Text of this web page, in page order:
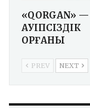
«QORGAN» —
ҚАУІПСІЗДІК
ҚОРҒАНЫ
PREV NEXT